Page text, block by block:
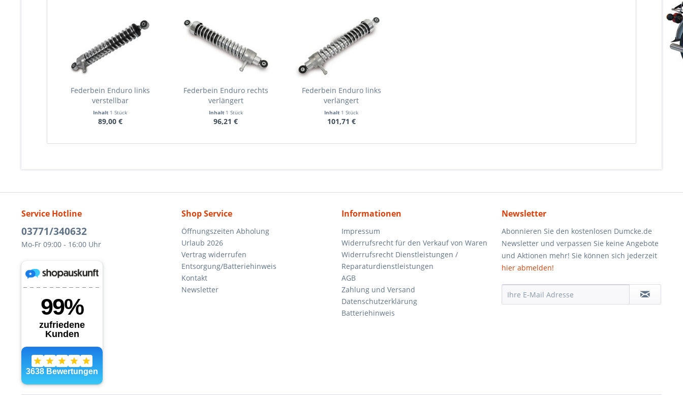
Federbein Enduro links
verstellbar
Inhalt 1 Stück
89,00 €
Federbein Enduro rechts
verlängert
Inhalt 1 Stück
96,21 €
Federbein Enduro links
verlängert
Inhalt 1 Stück
101,71 €
Service Hotline
03771/340632
Mo-Fr 09:00 - 16:00 Uhr
Shop Service
Öffnungszeiten Abholung
Urlaub 2026
Vertrag widerrufen
Entsorgung/Batteriehinweis
Kontakt
Newsletter
Informationen
Impressum
Widerrufsrecht für den Verkauf von Waren
Widerrufsrecht Dienstleistungen /
Reparaturdienstleistungen
AGB
Zahlung und Versand
Datenschutzerklärung
Batteriehinweis
Newsletter
Abonnieren Sie den kostenlosen Dumcke.de
Newsletter und verpassen Sie keine Angebote
und Aktionen mehr! Sie können sich jederzeit
hier abmelden!